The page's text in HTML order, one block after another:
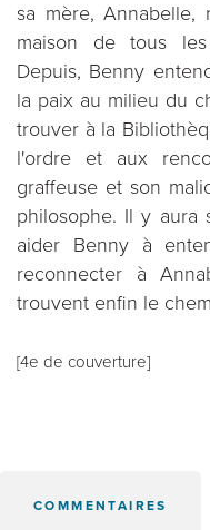
sa mère,
maison de tous
Depuis, Benny
la paix au milieu du
trouver à la
l'ordre et aux
graffeuse et son
philosophe. Il y aura
aider Benny à
reconnecter à
trouvent enfin le
[4e de couverture]
COMMENTAIRES